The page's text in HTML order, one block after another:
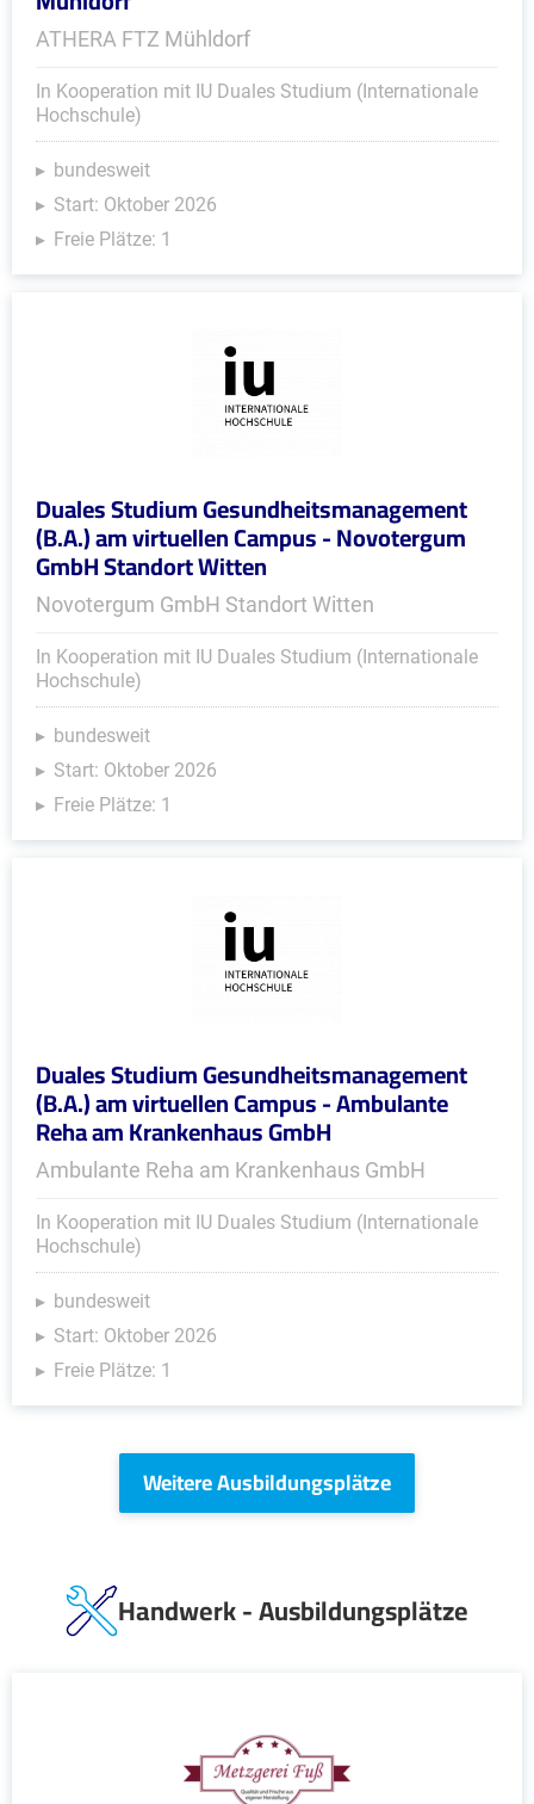
ATHERA FTZ Mühldorf
In Kooperation mit IU Duales Studium (Internationale
Hochschule)
bundesweit
Start: Oktober 2026
Freie Plätze: 1
Duales Studium Gesundheitsmanagement
(B.A.) am virtuellen Campus - Novotergum
GmbH Standort Witten
Novotergum GmbH Standort Witten
In Kooperation mit IU Duales Studium (Internationale
Hochschule)
bundesweit
Start: Oktober 2026
Freie Plätze: 1
Duales Studium Gesundheitsmanagement
(B.A.) am virtuellen Campus - Ambulante
Reha am Krankenhaus GmbH
Ambulante Reha am Krankenhaus GmbH
In Kooperation mit IU Duales Studium (Internationale
Hochschule)
bundesweit
Start: Oktober 2026
Freie Plätze: 1
Weitere Ausbildungsplätze
Handwerk - Ausbildungsplätze